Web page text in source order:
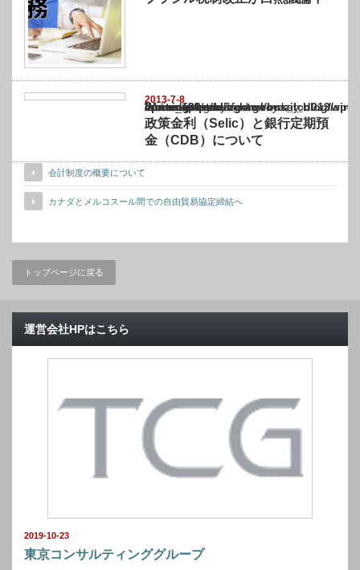
2013-7-8
Warning
: Undefined array key "show_category" in
/home/netst/kuno-cpa.co.jp/public_html/brazil_blog/wp-content/themes/
on line183
政策金利（Selic）と銀行定期預
金（CDB）について
会計制度の概要について
カナダとメルコスール間での自由貿易協定締結へ
トップページに戻る
運営会社HPはこちら
2019-10-23
東京コンサルティンググループ